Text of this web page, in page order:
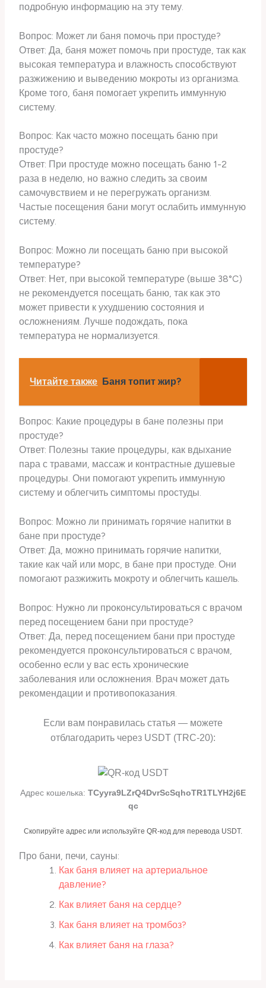
подробную информацию на эту тему.
Вопрос: Может ли баня помочь при простуде?
Ответ: Да, баня может помочь при простуде, так как
высокая температура и влажность способствуют
разжижению и выведению мокроты из организма.
Кроме того, баня помогает укрепить иммунную
систему.
Вопрос: Как часто можно посещать баню при
простуде?
Ответ: При простуде можно посещать баню 1-2
раза в неделю, но важно следить за своим
самочувствием и не перегружать организм.
Частые посещения бани могут ослабить иммунную
систему.
Вопрос: Можно ли посещать баню при высокой
температуре?
Ответ: Нет, при высокой температуре (выше 38°C)
не рекомендуется посещать баню, так как это
может привести к ухудшению состояния и
осложнениям. Лучше подождать, пока
температура не нормализуется.
Читайте также Баня топит жир?
Вопрос: Какие процедуры в бане полезны при
простуде?
Ответ: Полезны такие процедуры, как вдыхание
пара с травами, массаж и контрастные душевые
процедуры. Они помогают укрепить иммунную
систему и облегчить симптомы простуды.
Вопрос: Можно ли принимать горячие напитки в
бане при простуде?
Ответ: Да, можно принимать горячие напитки,
такие как чай или морс, в бане при простуде. Они
помогают разжижить мокроту и облегчить кашель.
Вопрос: Нужно ли проконсультироваться с врачом
перед посещением бани при простуде?
Ответ: Да, перед посещением бани при простуде
рекомендуется проконсультироваться с врачом,
особенно если у вас есть хронические
заболевания или осложнения. Врач может дать
рекомендации и противопоказания.
Если вам понравилась статья — можете
отблагодарить через USDT (TRC-20):
Адрес кошелька: TCyyra9LZrQ4DvrScSqhoTR1TLYH2j6E
qc
Скопируйте адрес или используйте QR-код для перевода USDT.
Про бани, печи, сауны:
Как баня влияет на артериальное
давление?
Как влияет баня на сердце?
Как баня влияет на тромбоз?
Как влияет баня на глаза?